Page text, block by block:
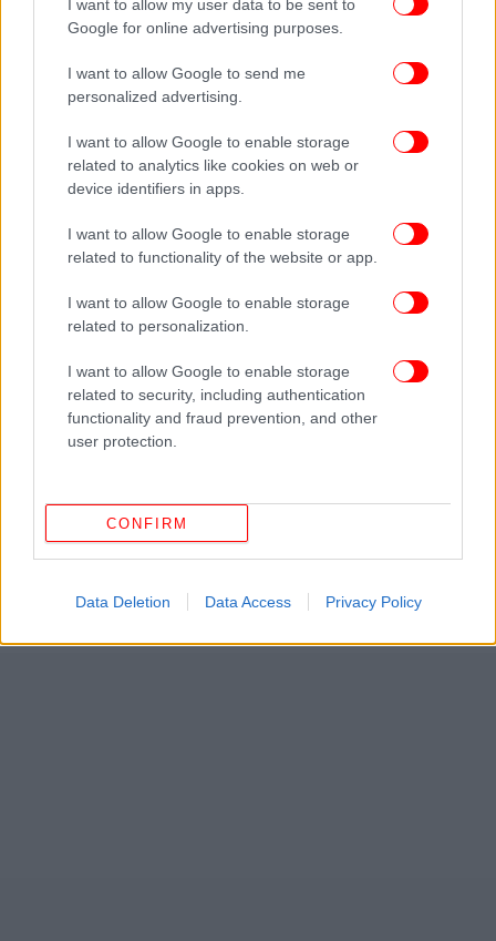
I want to allow my user data to be sent to
Google for online advertising purposes.
I want to allow Google to send me
personalized advertising.
I want to allow Google to enable storage
related to analytics like cookies on web or
device identifiers in apps.
I want to allow Google to enable storage
related to functionality of the website or app.
I want to allow Google to enable storage
related to personalization.
I want to allow Google to enable storage
related to security, including authentication
functionality and fraud prevention, and other
user protection.
CONFIRM
Data Deletion Data Access Privacy Policy
«Ο αποκλεισμός δεν θα εμποδίσει τον ουδέτερο
διάπλου μέσω των Στενών του Ορμούζ προς ή από
μη ιρανικούς προορισμούς».
Ο αποκλεισμός «περιλαμβάνει ολόκληρη την
ιρανική ακτογραμμή, για να συμπεριλάβει, όχι να
περιοριστεί, σε λιμένες και τερματικούς σταθμούς
πετρελαίου», ανέφερε το σημείωμα, προσθέτοντας
ότι θα επιτρέπονται ανθρωπιστικές αποστολές,
προμηθειών και άλλων βασικών αγαθών (και) θα
υπόκεινται σε έλεγχο.
Η πόρτα των διαπργματεύσεων δεν έχει κλείσει
Νωρίτερα έγινε γνωστό ότι μεσολαβητές από το
τις επαφές με τις Ηνωμένες Πολιτείες και το Ιράν
τις επόμενες ημέρες, σε μια προσπάθεια να
μειωθούν οι εναπομείνασες διαφορές και να
τερματισμό της σύγκρουσης.